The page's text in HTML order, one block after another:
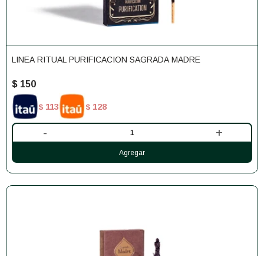
LINEA RITUAL PURIFICACION SAGRADA MADRE
$ 150
$ 113 $ 128
- +